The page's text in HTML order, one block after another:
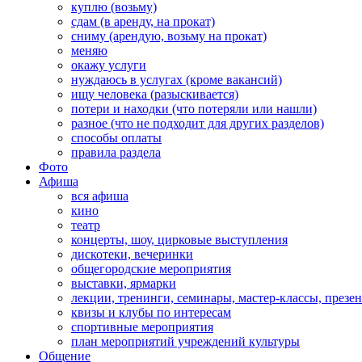
куплю (возьму)
сдам (в аренду, на прокат)
сниму (арендую, возьму на прокат)
меняю
окажу услуги
нуждаюсь в услугах (кроме вакансий)
ищу человека (разыскивается)
потери и находки (что потеряли или нашли)
разное (что не подходит для других разделов)
способы оплаты
правила раздела
Фото
Афиша
вся афиша
кино
театр
концерты, шоу, цирковые выступления
дискотеки, вечеринки
общегородские мероприятия
выставки, ярмарки
лекции, тренинги, семинары, мастер-классы,
квизы и клубы по интересам
спортивные мероприятия
план мероприятий учреждений культуры
Общение